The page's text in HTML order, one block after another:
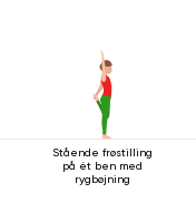
Stående frøstilling
på ét ben med
rygbøjning